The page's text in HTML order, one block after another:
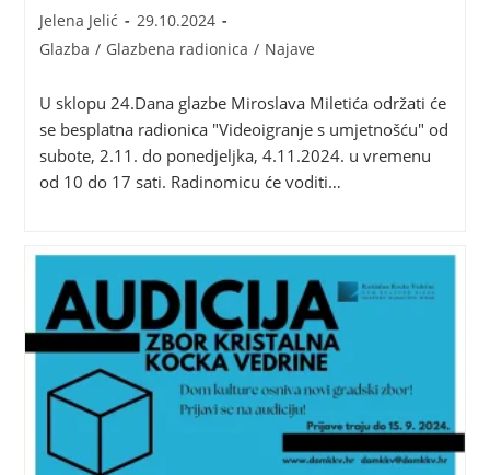
Jelena Jelić
29.10.2024
Glazba / Glazbena radionica / Najave
U sklopu 24.Dana glazbe Miroslava Miletića održati će
se besplatna radionica "Videoigranje s umjetnošću" od
subote, 2.11. do ponedjeljka, 4.11.2024. u vremenu
od 10 do 17 sati. Radinomicu će voditi…